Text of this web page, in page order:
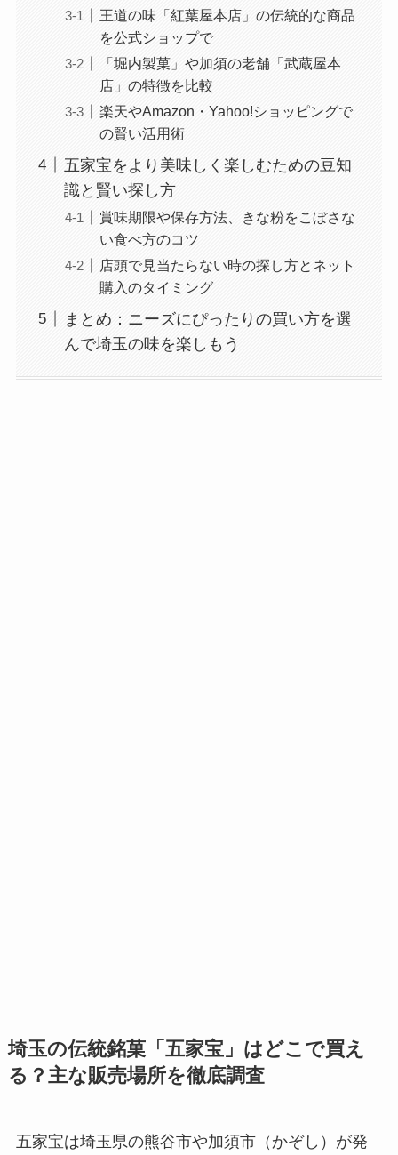
王道の味「紅葉屋本店」の伝統的な商品
を公式ショップで
「堀内製菓」や加須の老舗「武蔵屋本
店」の特徴を比較
楽天やAmazon・Yahoo!ショッピングで
の賢い活用術
五家宝をより美味しく楽しむための豆知
識と賢い探し方
賞味期限や保存方法、きな粉をこぼさな
い食べ方のコツ
店頭で見当たらない時の探し方とネット
購入のタイミング
まとめ：ニーズにぴったりの買い方を選
んで埼玉の味を楽しもう
埼玉の伝統銘菓「五家宝」はどこで買え
る？主な販売場所を徹底調査
五家宝は埼玉県の熊谷市や加須市（かぞし）が発